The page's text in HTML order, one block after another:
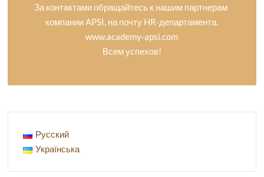
За контактами обращайтесь к нашим партнерам
компании APSI, на почту HR-департамента.
www.academy-apsi.com
Всем успехов!
Русский
Українська